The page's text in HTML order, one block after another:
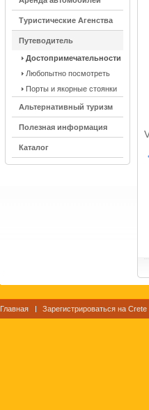
Туристические Агенства
Путеводитель
Достопримечательности
Любопытно посмотреть
Порты и якорные стоянки
Альтернативный туризм
Полезная информация
Каталог
Главная Зарегистрироваться на